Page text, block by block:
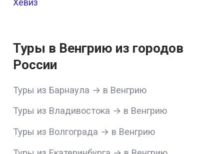
Туры в Венгрию из городов
России
Туры из Барнаула → в Венгрию
Туры из Владивостока → в Венгрию
Туры из Волгограда → в Венгрию